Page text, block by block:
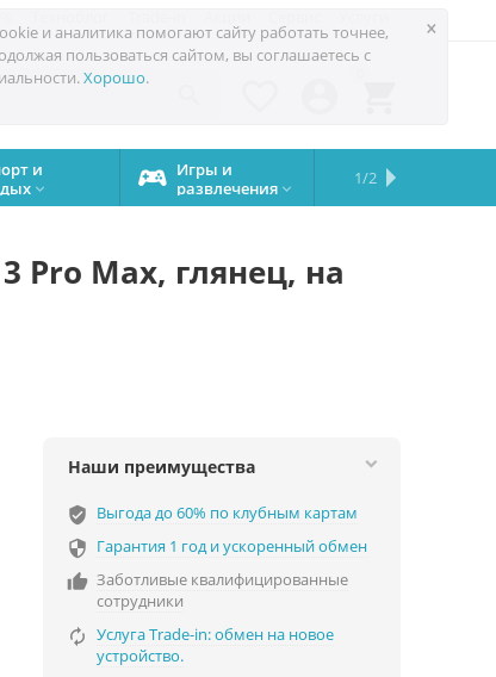
×
и аналитика помогают сайту работать точнее,
пользоваться сайтом, вы соглашаетесь с
Хорошо.
и

Игры и
развлечения 
Сервисный
центр
Сравните
iPhone
Подарки
на все
случаи
Запчасти
Бренды
1/2
Pro Max, глянец, на
Наши преимущества
verified_user Выгода до 60% по клубным картам
 Гарантия 1 год и ускоренный обмен
 Заботливые квалифицированные
сотрудники
 Услуга Trade-in: обмен на новое
устройство.